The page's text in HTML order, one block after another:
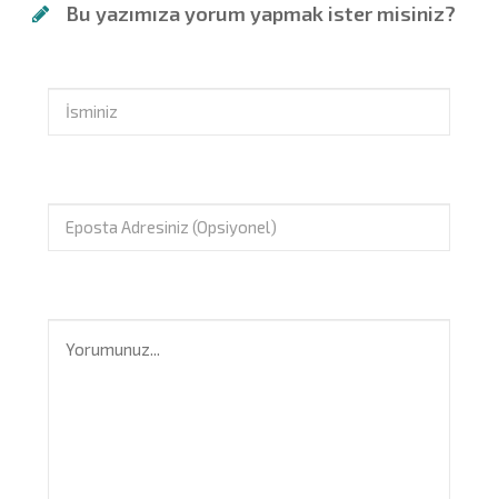
Bu yazımıza yorum yapmak ister misiniz?